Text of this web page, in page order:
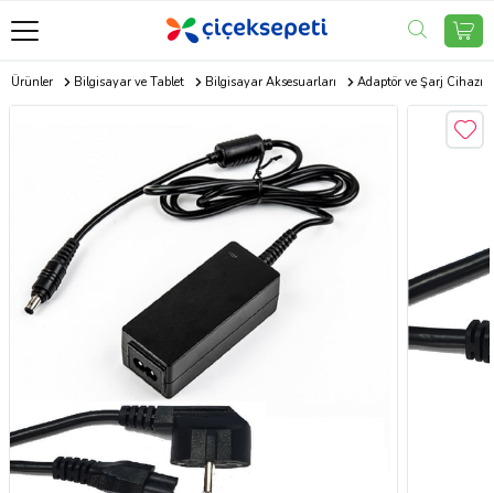
Ürünler Bilgisayar ve Tablet Bilgisayar Aksesuarları Adaptör ve Şarj Cihazı